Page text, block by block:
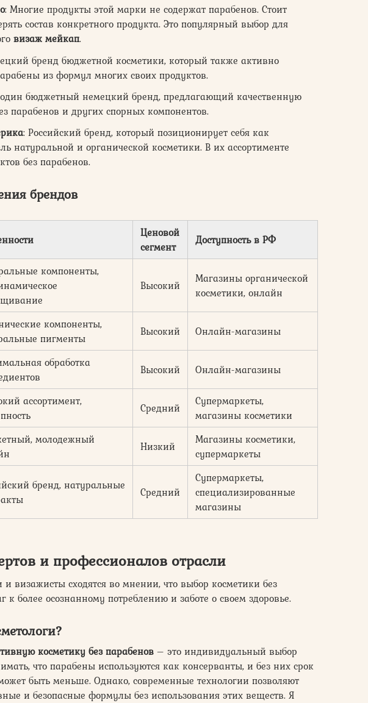
: Многие продукты этой марки не содержат парабенов. Стоит
состав конкретного продукта. Это популярный выбор для
визаж мейкап.
бренд бюджетной косметики, который также активно
из формул многих своих продуктов.
бюджетный немецкий бренд, предлагающий качественную
парабенов и других спорных компонентов.
: Российский бренд, который позиционирует себя как
натуральной и органической косметики. В их ассортименте
без парабенов.
брендов
Ценовой
сегмент
Доступность в РФ
компоненты,
Высокий
Магазины органической
косметики, онлайн
компоненты,
пигменты
Высокий Онлайн-магазины
обработка
Высокий Онлайн-магазины
ассортимент,
Средний
Супермаркеты,
магазины косметики
молодежный
Низкий
Магазины косметики,
супермаркеты
бренд, натуральные
Средний
Супермаркеты,
специализированные
магазины
и профессионалов отрасли
и визажисты сходятся во мнении, что выбор косметики без
к более осознанному потреблению и заботе о своем здоровье.
косметику без парабенов – это индивидуальный выбор
что парабены используются как консерванты, и без них срок
быть меньше. Однако, современные технологии позволяют
и безопасные формулы без использования этих веществ. Я